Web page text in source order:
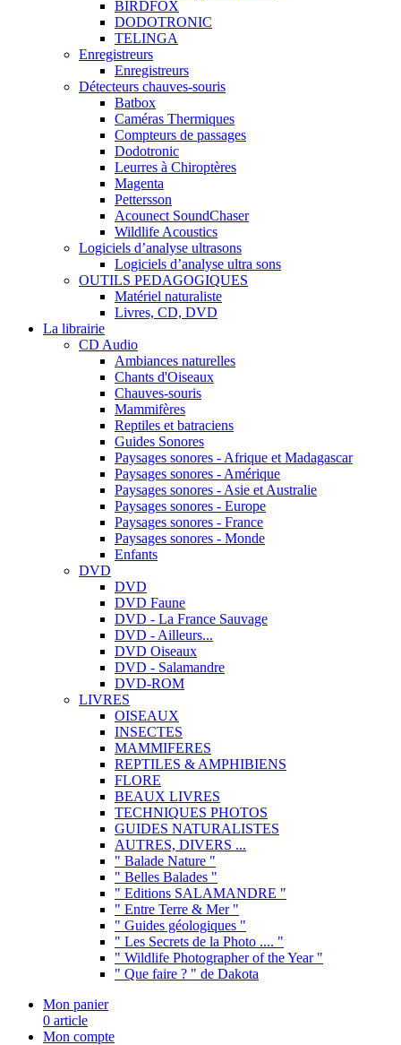
BIRDFOX
DODOTRONIC
TELINGA
Enregistreurs
Enregistreurs
Détecteurs chauves-souris
Batbox
Caméras Thermiques
Compteurs de passages
Dodotronic
Leurres à Chiroptères
Magenta
Pettersson
Acounect SoundChaser
Wildlife Acoustics
Logiciels d’analyse ultrasons
Logiciels d’analyse ultra sons
OUTILS PEDAGOGIQUES
Matériel naturaliste
Livres, CD, DVD
La librairie
CD Audio
Ambiances naturelles
Chants d'Oiseaux
Chauves-souris
Mammifères
Reptiles et batraciens
Guides Sonores
Paysages sonores - Afrique et Madagascar
Paysages sonores - Amérique
Paysages sonores - Asie et Australie
Paysages sonores - Europe
Paysages sonores - France
Paysages sonores - Monde
Enfants
DVD
DVD
DVD Faune
DVD - La France Sauvage
DVD - Ailleurs...
DVD Oiseaux
DVD - Salamandre
DVD-ROM
LIVRES
OISEAUX
INSECTES
MAMMIFERES
REPTILES & AMPHIBIENS
FLORE
BEAUX LIVRES
TECHNIQUES PHOTOS
GUIDES NATURALISTES
AUTRES, DIVERS ...
" Balade Nature "
" Belles Balades "
" Editions SALAMANDRE "
" Entre Terre & Mer "
" Guides géologiques "
" Les Secrets de la Photo .... "
" Wildlife Photographer of the Year "
" Que faire ? " de Dakota
Mon panier
0 article
Mon compte